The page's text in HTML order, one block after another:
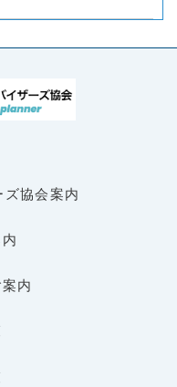
ズ協会案内
内